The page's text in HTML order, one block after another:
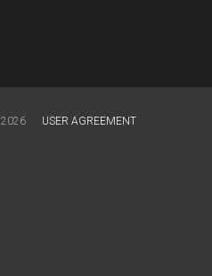
2026 USER AGREEMENT